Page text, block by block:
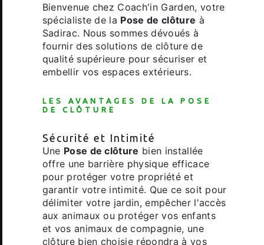
Bienvenue chez Coach'in Garden, votre
spécialiste de la Pose de clôture à
Sadirac. Nous sommes dévoués à
fournir des solutions de clôture de
qualité supérieure pour sécuriser et
embellir vos espaces extérieurs.
LES AVANTAGES DE LA POSE
DE CLÔTURE
Sécurité et Intimité
Une Pose de clôture bien installée
offre une barrière physique efficace
pour protéger votre propriété et
garantir votre intimité. Que ce soit pour
délimiter votre jardin, empêcher l'accès
aux animaux ou protéger vos enfants
et vos animaux de compagnie, une
clôture bien choisie répondra à vos